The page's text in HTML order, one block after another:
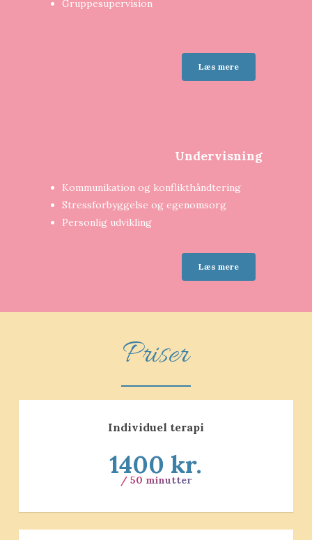
Gruppesupervision
Læs mere
Undervisning
Kommunikation og konflikthåndtering
Stressforbyggelse og egenomsorg
Personlig udvikling
Læs mere
Priser
Individuel terapi
1400 kr.
/ 50 minutter